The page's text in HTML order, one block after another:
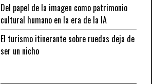
Del papel de la imagen como patrimonio
cultural humano en la era de la IA
El turismo itinerante sobre ruedas deja de
ser un nicho